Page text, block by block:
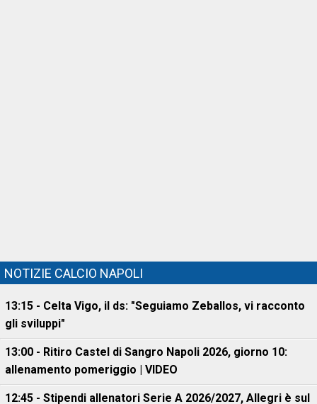
NOTIZIE CALCIO NAPOLI
13:15 - Celta Vigo, il ds: "Seguiamo Zeballos, vi racconto
gli sviluppi"
13:00 - Ritiro Castel di Sangro Napoli 2026, giorno 10:
allenamento pomeriggio | VIDEO
12:45 - Stipendi allenatori Serie A 2026/2027, Allegri è sul